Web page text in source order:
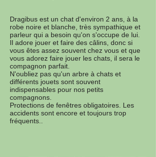
Dragibus est un chat d'environ 2 ans, à la
robe noire et blanche, très sympathique et
parleur qui a besoin qu'on s'occupe de lui.
Il adore jouer et faire des câlins, donc si
vous êtes assez souvent chez vous et que
vous adorez faire jouer les chats, il sera le
compagnon parfait.
N'oubliez pas qu'un arbre à chats et
différents jouets sont souvent
indispensables pour nos petits
compagnons.
Protections de fenêtres obligatoires. Les
accidents sont encore et toujours trop
fréquents..